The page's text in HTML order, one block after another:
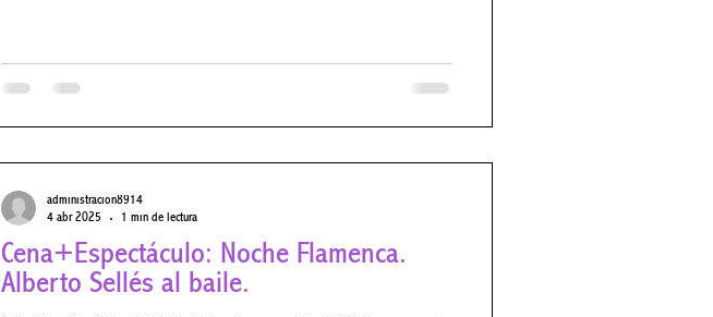
Cena+Espectáculo: Noche Flamenca.
Alberto Sellés al baile.
administracion8914
4 abr 2025
1 min de lectura